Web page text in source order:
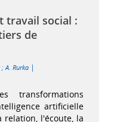
travail social :
de
;A. Rurka |
transformations
artificielle
l'écoute, la